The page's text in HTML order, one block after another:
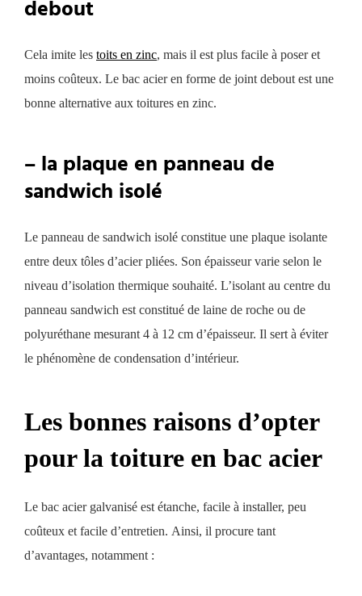
debout
Cela imite les toits en zinc, mais il est plus facile à poser et
moins coûteux. Le bac acier en forme de joint debout est une
bonne alternative aux toitures en zinc.
– la plaque en panneau de
sandwich isolé
Le panneau de sandwich isolé constitue une plaque isolante
entre deux tôles d’acier pliées. Son épaisseur varie selon le
niveau d’isolation thermique souhaité. L’isolant au centre du
panneau sandwich est constitué de laine de roche ou de
polyuréthane mesurant 4 à 12 cm d’épaisseur. Il sert à éviter
le phénomène de condensation d’intérieur.
Les bonnes raisons d’opter
pour la toiture en bac acier
Le bac acier galvanisé est étanche, facile à installer, peu
coûteux et facile d’entretien. Ainsi, il procure tant
d’avantages, notamment :